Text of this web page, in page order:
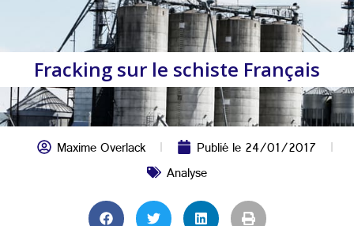
Fracking sur le schiste Français
Maxime Overlack Publié le24/01/2017
Analyse